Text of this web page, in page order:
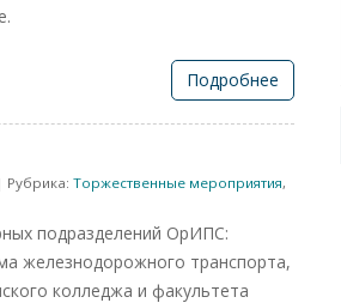
Подробнее
| Рубрика: Торжественные мероприятия,
подразделений ОрИПС:
железнодорожного транспорта,
колледжа и факультета